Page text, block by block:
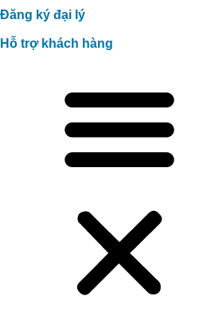
Đăng ký đại lý
Hỗ trợ khách hàng